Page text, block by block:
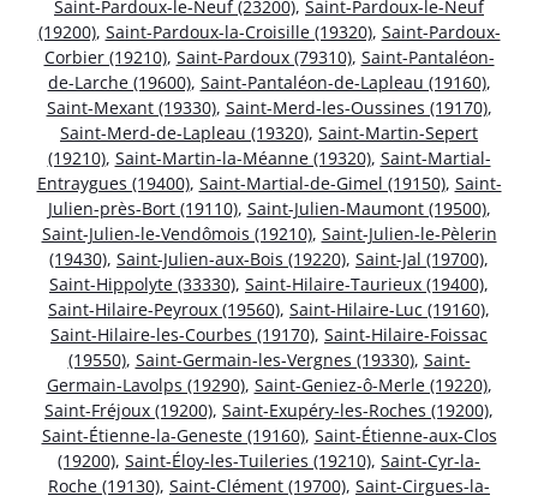
Saint-Pardoux-le-Neuf (23200), Saint-Pardoux-le-Neuf
(19200), Saint-Pardoux-la-Croisille (19320), Saint-Pardoux-
Corbier (19210), Saint-Pardoux (79310), Saint-Pantaléon-
de-Larche (19600), Saint-Pantaléon-de-Lapleau (19160),
Saint-Mexant (19330), Saint-Merd-les-Oussines (19170),
Saint-Merd-de-Lapleau (19320), Saint-Martin-Sepert
(19210), Saint-Martin-la-Méanne (19320), Saint-Martial-
Entraygues (19400), Saint-Martial-de-Gimel (19150), Saint-
Julien-près-Bort (19110), Saint-Julien-Maumont (19500),
Saint-Julien-le-Vendômois (19210), Saint-Julien-le-Pèlerin
(19430), Saint-Julien-aux-Bois (19220), Saint-Jal (19700),
Saint-Hippolyte (33330), Saint-Hilaire-Taurieux (19400),
Saint-Hilaire-Peyroux (19560), Saint-Hilaire-Luc (19160),
Saint-Hilaire-les-Courbes (19170), Saint-Hilaire-Foissac
(19550), Saint-Germain-les-Vergnes (19330), Saint-
Germain-Lavolps (19290), Saint-Geniez-ô-Merle (19220),
Saint-Fréjoux (19200), Saint-Exupéry-les-Roches (19200),
Saint-Étienne-la-Geneste (19160), Saint-Étienne-aux-Clos
(19200), Saint-Éloy-les-Tuileries (19210), Saint-Cyr-la-
Roche (19130), Saint-Clément (19700), Saint-Cirgues-la-